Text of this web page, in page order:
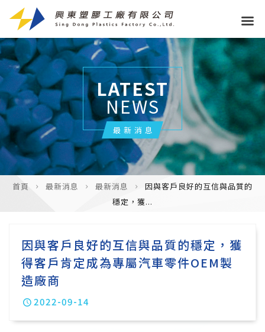
LATEST
NEWS
最新消息
首頁 最新消息 最新消息
因與客戶良好的互信與品質的
穩定，獲...
因與客戶良好的互信與品質的穩定，獲
得客戶肯定成為專屬汽車零件OEM製
造廠商
2022-09-14